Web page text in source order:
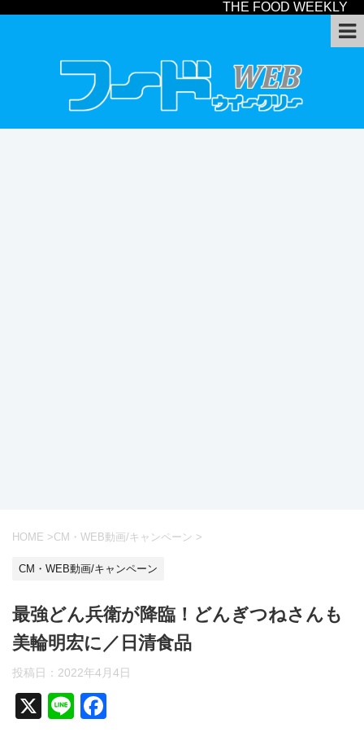
THE FOOD WEEKLY
HOME >CM・WEB動画/キャンペーン >
CM・WEB動画/キャンペーン
最強どん兵衛が降臨！どんぎつねさんも
美輪明宏に／日清食品
投稿日： 2022年4月4日
X
Li